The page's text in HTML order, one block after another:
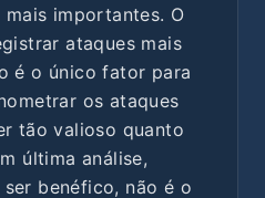
importantes. O
ataques mais
é o único fator para
os ataques
tão valioso quanto
última análise,
benéfico, não é o